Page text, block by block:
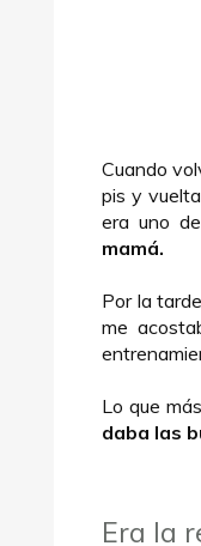
Cuando
pis y
era uno
mamá.
Por la
me
Lo que
daba las
Era la